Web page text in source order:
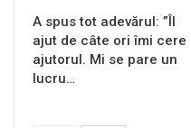
A spus tot adevărul: ”Îl
ajut de câte ori îmi cere
ajutorul. Mi se pare un
lucru…